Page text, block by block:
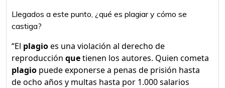
Llegados a este punto, ¿qué es plagiar y cómo se
castiga?
“El plagioes una violación al derecho de
reproducción quetienen los autores. Quien cometa
plagio puede exponerse a penas de prisión hasta
de ocho años y multas hasta por 1.000 salarios